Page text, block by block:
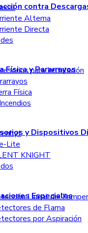
contra
Alterna
Directa
Física y Pararrayos
para Instalación
Física
y Dispositivos
Lite
KNIGHT
Especiales
Lineal de
de Flama
por Aspiración